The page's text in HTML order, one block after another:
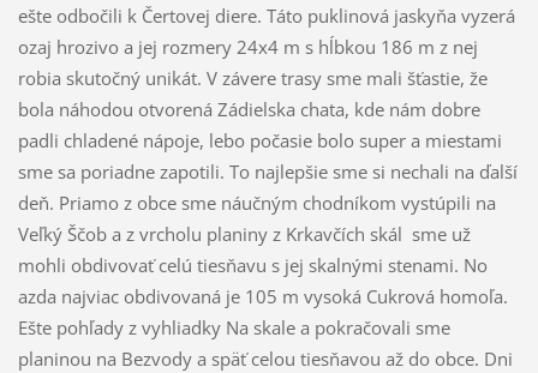
ešte odbočili k Čertovej diere. Táto puklinová jaskyňa vyzerá
ozaj hrozivo a jej rozmery 24x4 m s hĺbkou 186 m z nej
robia skutočný unikát. V závere trasy sme mali šťastie, že
bola náhodou otvorená Zádielska chata, kde nám dobre
padli chladené nápoje, lebo počasie bolo super a miestami
sme sa poriadne zapotili. To najlepšie sme si nechali na ďalší
deň. Priamo z obce sme náučným chodníkom vystúpili na
Veľký Ščob a z vrcholu planiny z Krkavčích skál sme už
mohli obdivovať celú tiesňavu s jej skalnými stenami. No
azda najviac obdivovaná je 105 m vysoká Cukrová homoľa.
Ešte pohľady z vyhliadky Na skale a pokračovali sme
planinou na Bezvody a späť celou tiesňavou až do obce. Dni